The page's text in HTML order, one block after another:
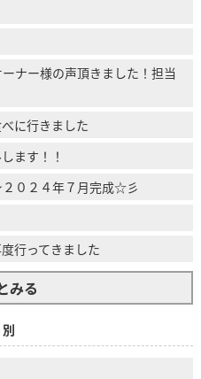
ナー様の声頂きました！担当
に行きました
ます！！
０２４年７月完成☆彡
行ってきました
みる